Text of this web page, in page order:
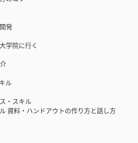
発
学院に行く
ル
・スキル
資料・ハンドアウトの作り方と話し方